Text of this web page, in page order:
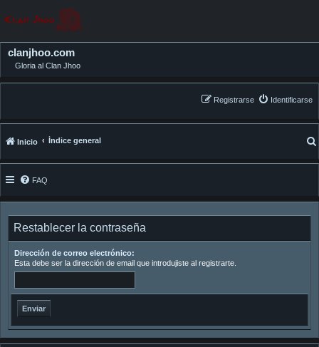
clanjhoo.com
Gloria al Clan Jhoo
Identificarse
Registrarse
Inicio Índice general
FAQ
Restablecer la contraseña
Dirección de correo electrónico:
Esta debe ser la dirección de email que introdujiste al registrarte.